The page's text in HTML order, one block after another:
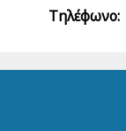
Τηλέφωνο: